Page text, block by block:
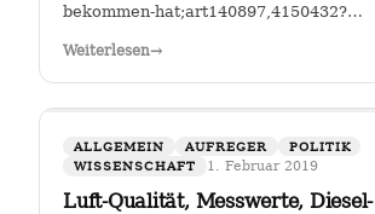
bekommen-hat;art140897,4150432?
Weiterlesen→
ALLGEMEIN AUFREGER
POLITIK
WISSENSCHAFT
1. Februar 2019
Luft-Qualität, Messwerte, Diesel-